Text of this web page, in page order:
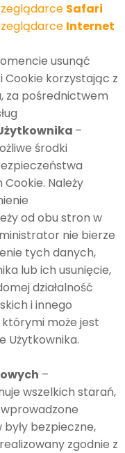
Safari
Internet
usunąć
Cookie korzystając z
za pośrednictwem
–
środki
Należy
od obu stron w
nie bierze
tych danych,
lub ich usunięcie,
działalność
i innego
może jest
Użytkownika.
–
wszelkich starań,
bezpieczne,
zgodnie z